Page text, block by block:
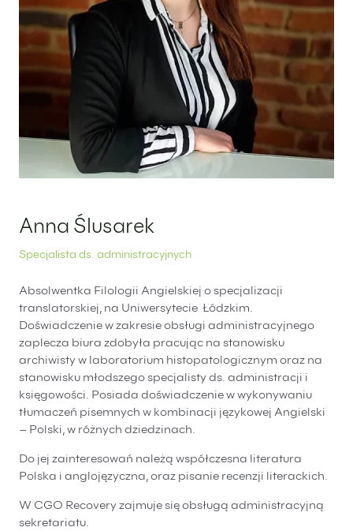
Anna Ślusarek
Specjalista ds. administracyjnych
Absolwentka Filologii Angielskiej o specjalizacji
translatorskiej, na Uniwersytecie Łódzkim.
Doświadczenie w zakresie obsługi administracyjnego
zaplecza biura zdobyła pracując na stanowisku
archiwisty w laboratorium histopatologicznym oraz na
stanowisku młodszego specjalisty ds. administracji i
księgowości. Posiada doświadczenie w wykonywaniu
tłumaczeń pisemnych w kombinacji językowej Angielski
– Polski, w różnych dziedzinach.
Do jej zainteresowań należą współczesna literatura
Polska i anglojęzyczna, oraz pisanie recenzji literackich.
W CGO Recovery zajmuje się obsługą administracyjną
sekretariatu.